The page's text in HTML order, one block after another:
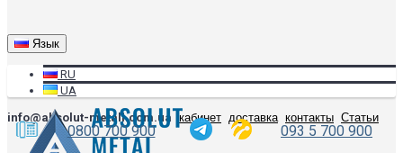
Язык
RU
UA
info@absolut-metall.com.ua
кабинет доставка контакты Статьи
0800 700 900 093 5 700 900